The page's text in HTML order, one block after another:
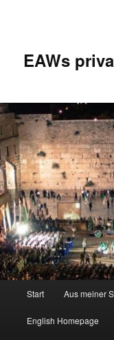
EAWs
Start Aus meiner
English Homepage